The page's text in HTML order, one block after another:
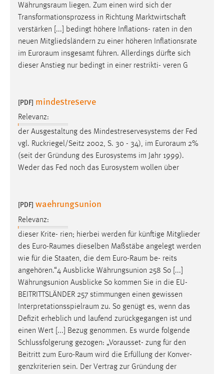
Währungsraum liegen. Zum einen wird sich der
Transformationsprozess in Richtung Marktwirtschaft
verstärken [...] bedingt höhere Inflations- raten in den
neuen Mitgliedsländern zu einer höheren Inflationsrate
im Euroraum insgesamt führen. Allerdings dürfte sich
dieser Anstieg nur bedingt in einer restrikti- veren G
[PDF] mindestreserve
Relevanz:
der Ausgestaltung des Mindestreservesystems der Fed
vgl. Ruckriegel/Seitz 2002, S. 30 - 34), im Euroraum 2%
(seit der Gründung des Eurosystems im Jahr 1999).
Weder das Fed noch das Eurosystem wollen über
[PDF] waehrungsunion
Relevanz:
dieser Krite- rien; hierbei werden für künftige Mitglieder
des Euro-Raumes dieselben Maßstäbe angelegt werden
wie für die Staaten, die dem Euro-Raum be- reits
angehören.“4 Ausblicke Währungsunion 258 So [...]
Währungsunion Ausblicke So kommen Sie in die EU-
BEITRITTSLÄNDER 257 stimmungen einen gewissen
Interpretationsspielraum zu. So genügt es, wenn das
Defizit erheblich und laufend zurückgegangen ist und
einen Wert [...] Bezug genommen. Es wurde folgende
Schlussfolgerung gezogen: „Vorausset- zung für den
Beitritt zum Euro-Raum wird die Erfüllung der Konver-
genzkriterien sein. Der Vertrag zur Gründung der